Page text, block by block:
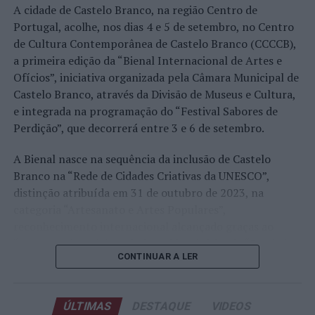
A edição de 2026 ficou igualmente marcada pela maior
representação portuguesa de sempre num torneio ATP
realizado em território nacional. Nuno Borges, Jaime
Faria, Henrique Rocha, Frederico Ferreira Silva, Tiago
Pereira e Tiago Torres integraram o quadro principal,
beneficiando, de igual modo, da reorganização dos wild
cards após as entradas diretas de alguns jogadores.
Entre os portugueses, Tiago Torres e Jaime Faria
protagonizaram as melhores campanhas da edição,
ambos alcançando os quartos de final. Torres assinou
um dos resultados mais marcantes do torneio ao
neerlandês Botic van de Zandschulp, alcançando
A cidade de Castelo Branco, na região Centro de
Portugal, acolhe, nos dias 4 e 5 de setembro, no Centro
de Cultura Contemporânea de Castelo Branco (CCCCB),
a primeira edição da “Bienal Internacional de Artes e
Ofícios”, iniciativa organizada pela Câmara Municipal de
Castelo Branco, através da Divisão de Museus e Cultura,
e integrada na programação do “Festival Sabores de
Perdição”, que decorrerá entre 3 e 6 de setembro.
A Bienal nasce na sequência da inclusão de Castelo
Branco na “Rede de Cidades Criativas da UNESCO”,
distinção atribuída em 31 de outubro de 2023, na
“valor patrimonial, artístico e identitário” do “Bordado
de Castelo Branco”, uma das manifestações mais
da identidade albicastrense.
CONTINUAR A LER
ÚLTIMAS